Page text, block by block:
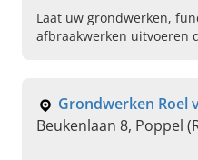
Laat uw grondwerken,
afbraakwerken uitvoeren
Grondwerken Roel
Beukenlaan 8, Poppel